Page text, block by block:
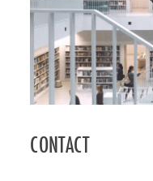
CONTACT